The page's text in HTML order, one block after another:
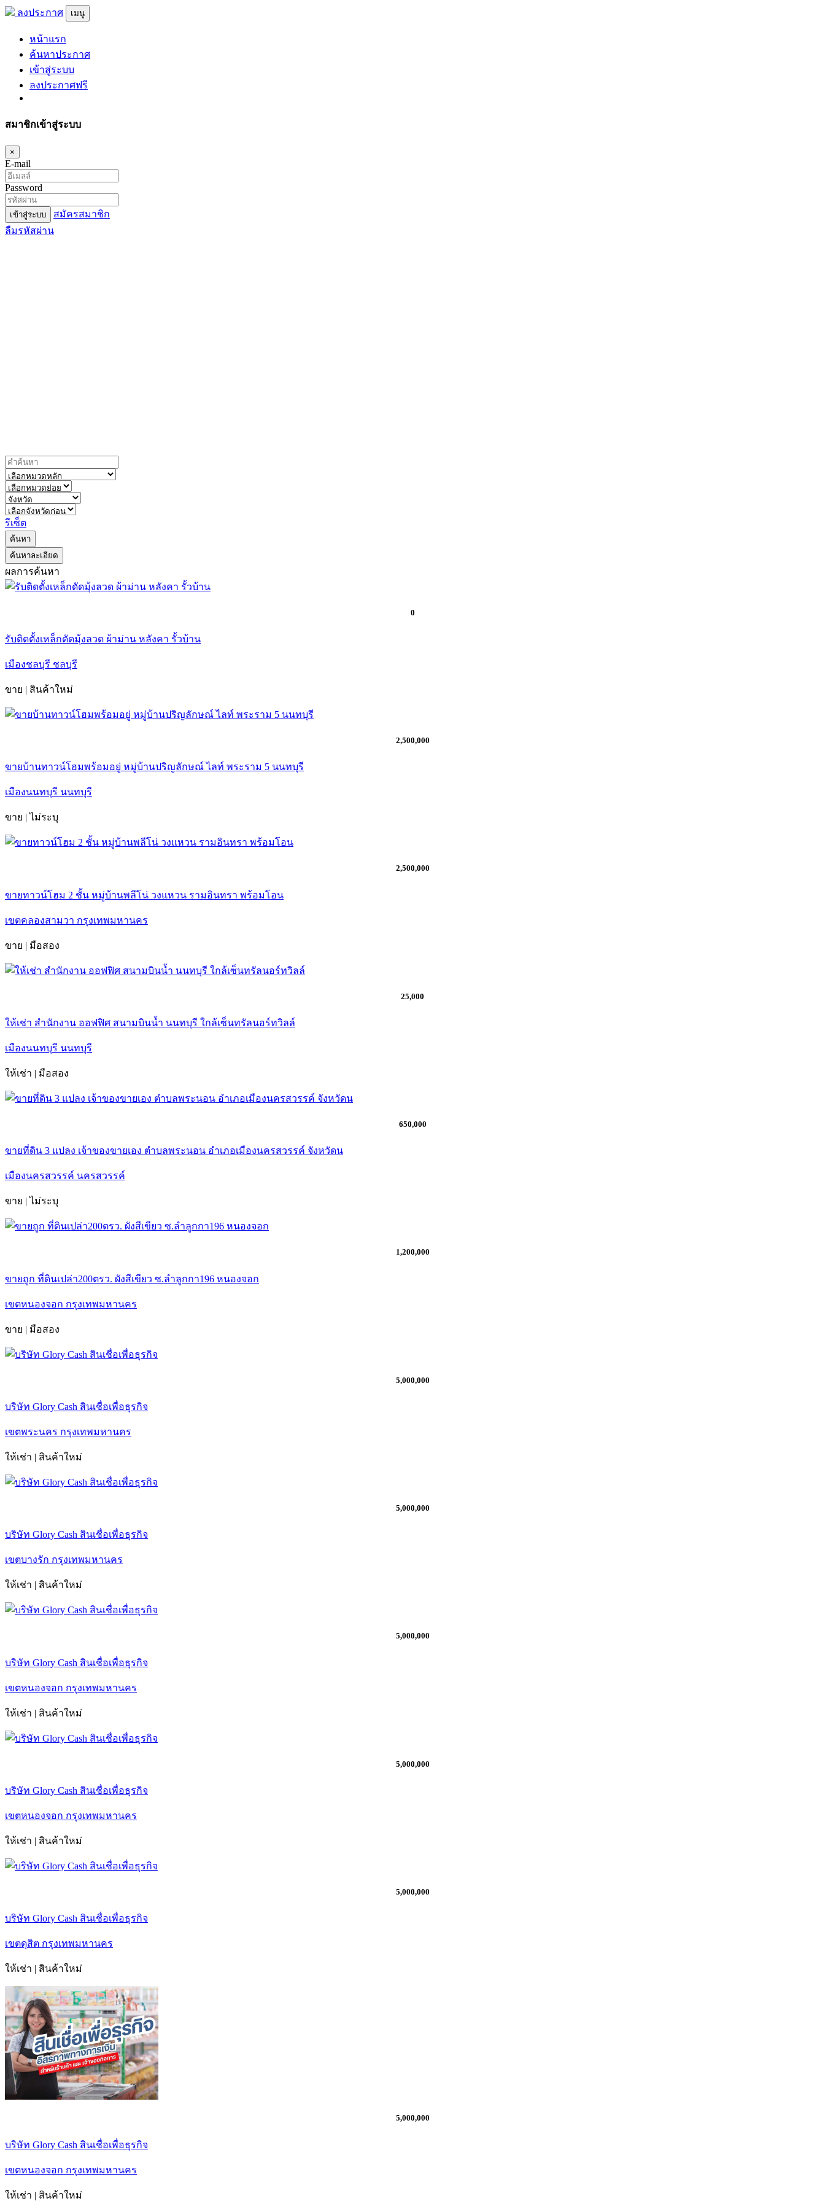
ลงประกาศ เมนู
หน้าแรก
ค้นหาประกาศ
เข้าสู่ระบบ
ลงประกาศฟรี
สมาชิกเข้าสู่ระบบ
×
E-mail
Password
เข้าสู่ระบบ
สมัครสมาชิก
ลืมรหัสผ่าน
รีเซ็ต
ค้นหา
ค้นหาละเอียด
ผลการค้นหา
0
รับติดตั้งเหล็กดัดมุ้งลวด ผ้าม่าน หลังคา รั้วบ้าน
เมืองชลบุรี ชลบุรี
ขาย | สินค้าใหม่
2,500,000
ขายบ้านทาวน์โฮมพร้อมอยู่ หมู่บ้านปริญลักษณ์ ไลท์ พระราม 5 นนทบุรี
เมืองนนทบุรี นนทบุรี
ขาย | ไม่ระบุ
2,500,000
ขายทาวน์โฮม 2 ชั้น หมู่บ้านพลีโน่ วงแหวน รามอินทรา พร้อมโอน
เขตคลองสามวา กรุงเทพมหานคร
ขาย | มือสอง
25,000
ให้เช่า สำนักงาน ออฟฟิศ สนามบินน้ำ นนทบุรี ใกล้เซ็นทรัลนอร์ทวิลล์
เมืองนนทบุรี นนทบุรี
ให้เช่า | มือสอง
650,000
ขายที่ดิน 3 แปลง เจ้าของขายเอง ตำบลพระนอน อำเภอเมืองนครสวรรค์ จังหวัดน
เมืองนครสวรรค์ นครสวรรค์
ขาย | ไม่ระบุ
1,200,000
ขายถูก ที่ดินเปล่า200ตรว. ผังสีเขียว ซ.ลำลูกกา196 หนองจอก
เขตหนองจอก กรุงเทพมหานคร
ขาย | มือสอง
5,000,000
บริษัท Glory Cash สินเชื่อเพื่อธุรกิจ
เขตพระนคร กรุงเทพมหานคร
ให้เช่า | สินค้าใหม่
5,000,000
บริษัท Glory Cash สินเชื่อเพื่อธุรกิจ
เขตบางรัก กรุงเทพมหานคร
ให้เช่า | สินค้าใหม่
5,000,000
บริษัท Glory Cash สินเชื่อเพื่อธุรกิจ
เขตหนองจอก กรุงเทพมหานคร
ให้เช่า | สินค้าใหม่
5,000,000
บริษัท Glory Cash สินเชื่อเพื่อธุรกิจ
เขตหนองจอก กรุงเทพมหานคร
ให้เช่า | สินค้าใหม่
5,000,000
บริษัท Glory Cash สินเชื่อเพื่อธุรกิจ
เขตดุสิต กรุงเทพมหานคร
ให้เช่า | สินค้าใหม่
5,000,000
บริษัท Glory Cash สินเชื่อเพื่อธุรกิจ
เขตหนองจอก กรุงเทพมหานคร
ให้เช่า | สินค้าใหม่